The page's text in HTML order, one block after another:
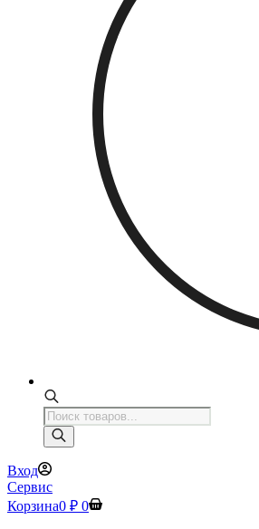
Поиск
товаров
Вход
Сервис
Корзина0 ₽ 0